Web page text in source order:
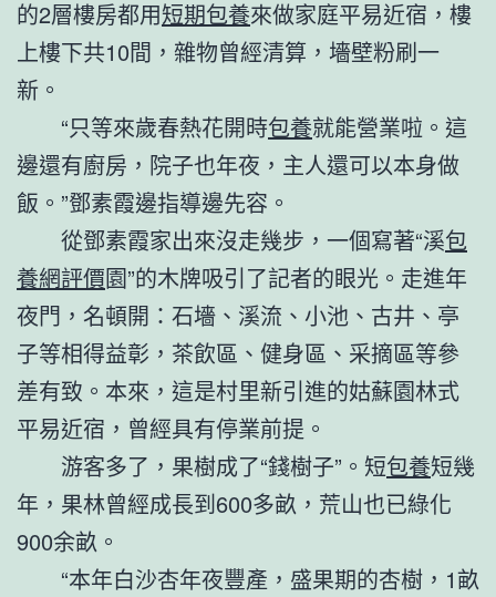
的2層樓房都用短期包養來做家庭平易近宿，樓
上樓下共10間，雜物曾經清算，墻壁粉刷一
新。
“只等來歲春熱花開時包養就能營業啦。這
邊還有廚房，院子也年夜，主人還可以本身做
飯。”鄧素霞邊指導邊先容。
從鄧素霞家出來沒走幾步，一個寫著“溪包
養網評價園”的木牌吸引了記者的眼光。走進年
夜門，名頓開：石墻、溪流、小池、古井、亭
子等相得益彰，茶飲區、健身區、采摘區等參
差有致。本來，這是村里新引進的姑蘇園林式
平易近宿，曾經具有停業前提。
游客多了，果樹成了“錢樹子”。短包養短幾
年，果林曾經成長到600多畝，荒山也已綠化
900余畝。
“本年白沙杏年夜豐產，盛果期的杏樹，1畝